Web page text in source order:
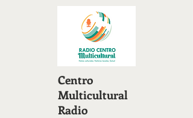
Centro
Multicultural
Radio